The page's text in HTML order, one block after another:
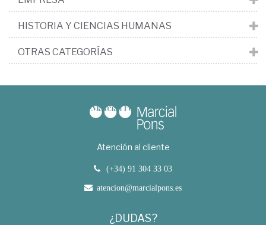
HISTORIA Y CIENCIAS HUMANAS
OTRAS CATEGORÍAS
Atención al cliente
(+34) 91 304 33 03
atencion@marcialpons.es
¿DUDAS?